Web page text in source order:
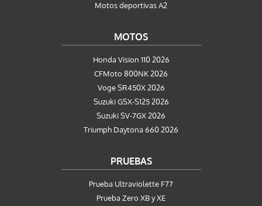
Motos deportivas A2
MOTOS
Honda Vision 110 2026
CFMoto 800NK 2026
Voge SR450X 2026
Suzuki GSX-S125 2026
Suzuki SV-7GX 2026
Triumph Daytona 660 2026
PRUEBAS
Prueba Ultraviolette F77
Prueba Zero XB y XE